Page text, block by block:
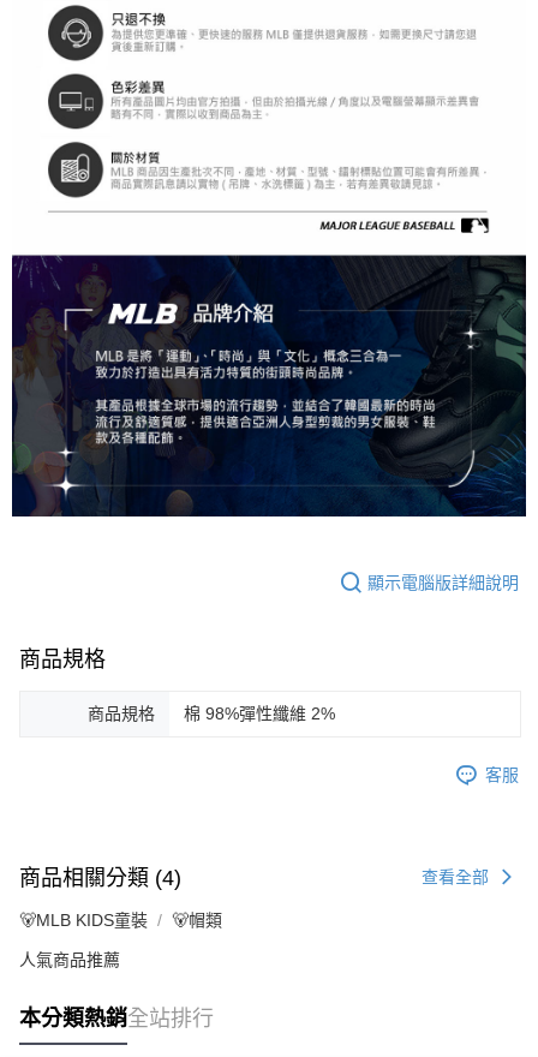
顯示電腦版詳細說明
商品規格
商品規格 棉 98%彈性纖維 2%
客服
商品相關分類 (4) 查看全部
🐻MLB KIDS童裝 🐻帽類
人氣商品推薦
本分類熱銷全站排行